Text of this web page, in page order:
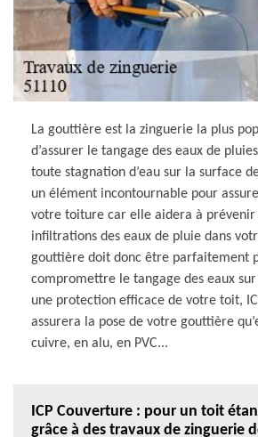
La gouttière est la zinguerie la plus
d’assurer le tangage des eaux de
toute stagnation d’eau sur la surface
un élément incontournable pour
votre toiture car elle aidera à prévenir
infiltrations des eaux de pluie dans
gouttière doit donc être parfaitement
compromettre le tangage des eaux
une protection efficace de votre toit,
assurera la pose de votre gouttière
cuivre, en alu, en PVC...
ICP Couverture : pour un toit
grâce à des travaux de zinguerie